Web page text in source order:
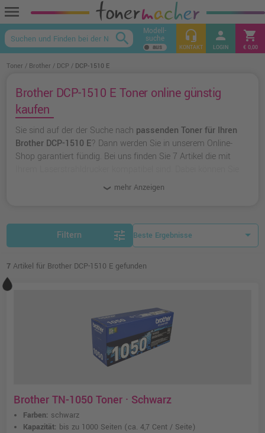
menu
keyboard_arrow_up
search Modell-
suche headset_mic
KONTAKT
person
LOGIN
shopping_cart
€ 0,00
Toner Brother DCP DCP-1510 E
Brother DCP-1510 E Toner online günstig
kaufen
Sie sind auf der der Suche nach passenden Toner für Ihren
Brother DCP-1510 E? Dann werden Sie in unserem Online-
Shop garantiert fündig. Bei uns finden Sie 7 Artikel die mit
originalen Toner von Brother wählen oder zu
mehr Anzeigen
Filtern tune
7 Artikel für Brother DCP-1510 E gefunden
Brother TN-1050 Toner · Schwarz
Farben: schwarz
Kapazität: bis zu 1000 Seiten (ca. 4,7 Cent / Seite)